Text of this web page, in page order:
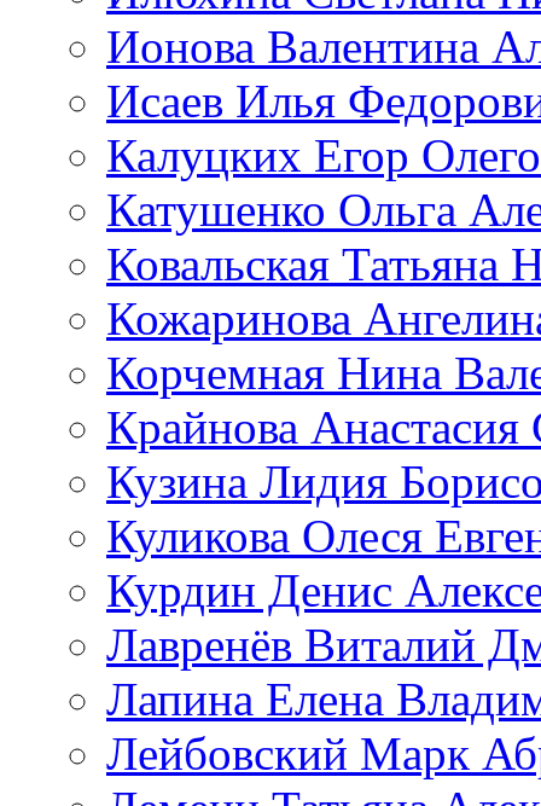
Ионова Валентина
Исаев Илья
Калуцких Егор
Катушенко Ольга
Ковальская Татьяна
Кожаринова
Корчемная Нина
Крайнова Анастасия
Кузина Лидия
Куликова Олеся
Курдин Денис
Лавренёв Виталий
Лапина Елена
Лейбовский Марк